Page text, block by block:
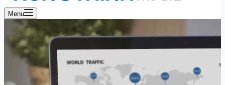
Menu